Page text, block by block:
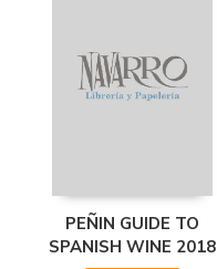
PEÑIN GUIDE TO
SPANISH WINE 2018